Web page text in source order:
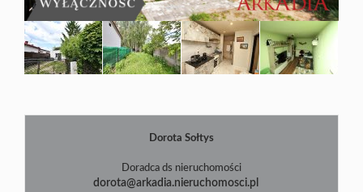
Blog
Dorota Sołtys
Doradca ds nieruchomości
dorota@arkadia.nieruchomosci.pl